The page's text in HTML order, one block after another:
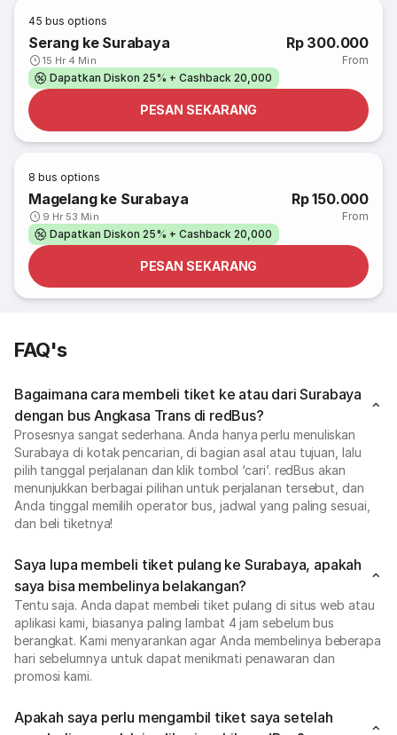
45 bus options
Serang ke Surabaya
15 Hr 4 Min
Rp 300.000
From
Dapatkan Diskon 25% + Cashback 20,000
PESAN SEKARANG
8 bus options
Magelang ke Surabaya
9 Hr 53 Min
Rp 150.000
From
Dapatkan Diskon 25% + Cashback 20,000
PESAN SEKARANG
FAQ's
Bagaimana cara membeli tiket ke atau dari Surabaya
dengan bus Angkasa Trans di redBus?
Prosesnya sangat sederhana. Anda hanya perlu menuliskan
Surabaya di kotak pencarian, di bagian asal atau tujuan, lalu
pilih tanggal perjalanan dan klik tombol ‘cari’. redBus akan
menunjukkan berbagai pilihan untuk perjalanan tersebut, dan
Anda tinggal memilih operator bus, jadwal yang paling sesuai,
dan beli tiketnya!
Saya lupa membeli tiket pulang ke Surabaya, apakah
saya bisa membelinya belakangan?
Tentu saja. Anda dapat membeli tiket pulang di situs web atau
aplikasi kami, biasanya paling lambat 4 jam sebelum bus
berangkat. Kami menyarankan agar Anda membelinya beberapa
hari sebelumnya untuk dapat menikmati penawaran dan
promosi kami.
Apakah saya perlu mengambil tiket saya setelah